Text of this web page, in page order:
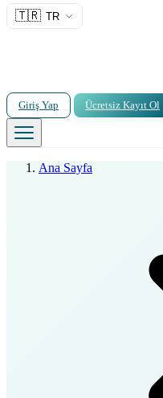
🇹🇷 TR
Giriş Yap Ücretsiz Kayıt Ol
Ana Sayfa